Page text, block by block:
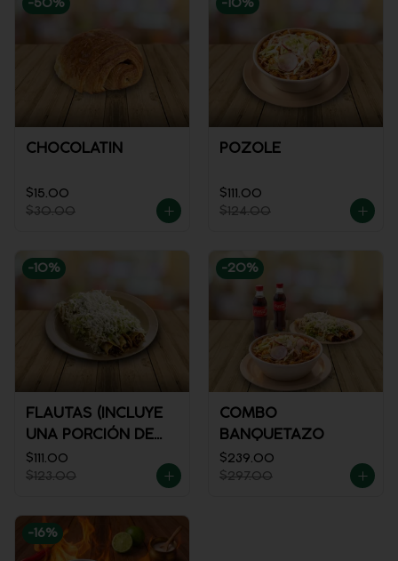
-50%
CHOCOLATIN
$15.00
$30.00
-10%
POZOLE
$111.00
$124.00
-10%
FLAUTAS (INCLUYE
UNA PORCIÓN DE
SALSA)
$111.00
$123.00
-20%
COMBO
BANQUETAZO
$239.00
$297.00
-16%